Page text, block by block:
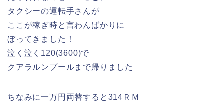
タクシーの運転手さんが
ここが稼ぎ時と言わんばかりに
ぼってきました！
泣く泣く120(3600)で
クアラルンプールまで帰りました
ちなみに一万円両替すると314ＲＭ